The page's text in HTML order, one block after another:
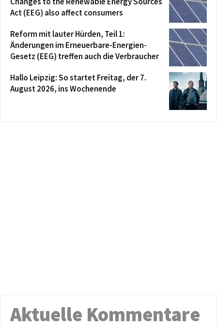
Act (EEG) also affect consumers
Reform mit lauter Hürden, Teil 1:
Änderungen im Erneuerbare-Energien-
Gesetz (EEG) treffen auch die Verbraucher
Hallo Leipzig: So startet Freitag, der 7.
August 2026, ins Wochenende
Aktuelle Kommentare